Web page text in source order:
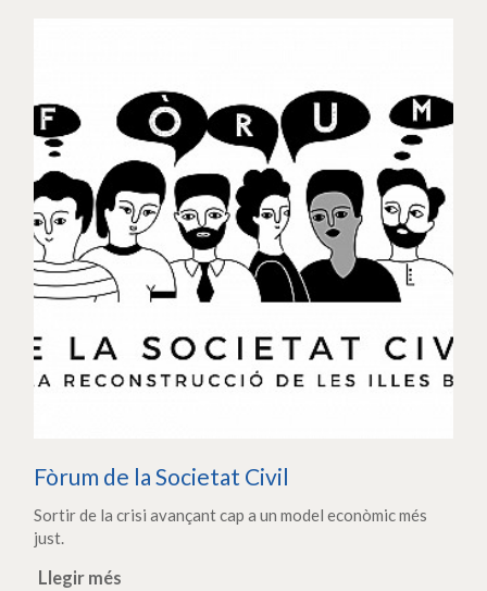
Fòrum de la Societat Civil
Sortir de la crisi avançant cap a un model econòmic més
just.
Llegir més